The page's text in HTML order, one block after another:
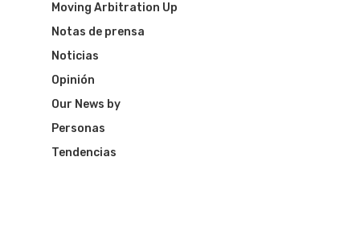
Moving Arbitration Up
Notas de prensa
Noticias
Opinión
Our News by
Personas
Tendencias